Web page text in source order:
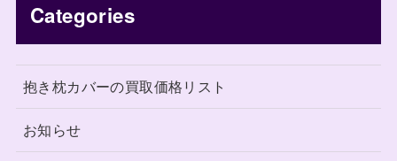
Categories
抱き枕カバーの買取価格リスト
お知らせ